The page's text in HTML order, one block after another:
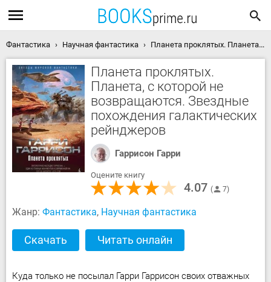
Фантастика Научная фантастика Планета проклятых. Планета, с которой не возвращаются. Звездные похождения галактических рейнджеров скачать книгу
Планета проклятых.
Планета, с которой не
возвращаются. Звездные
похождения галактических
рейнджеров
Гаррисон Гарри
Оцените книгу
4.07 7
Жанр: Фантастика, Научная фантастика
Скачать Читать онлайн
Куда только не посылал Гарри Гаррисон своих отважных